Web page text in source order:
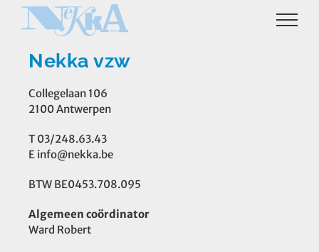
Nekka vzw
Collegelaan 106
2100 Antwerpen
T 03/248.63.43
E info@nekka.be
BTW BE0453.708.095
Algemeen coördinator
Ward Robert